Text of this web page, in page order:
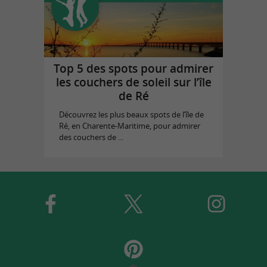
Top 5 des spots pour admirer
les couchers de soleil sur l’île
de Ré
Découvrez les plus beaux spots de l’île de
Ré, en Charente-Maritime, pour admirer
des couchers de ...